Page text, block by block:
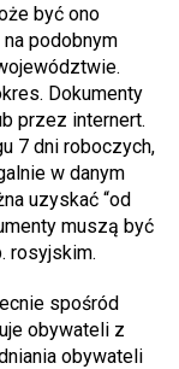
być ono
podobnym
Dokumenty
przez internert.
7 dni roboczych,
w danym
uzyskać “od
muszą być
rosyjskim.
spośród
obywateli z
obywateli